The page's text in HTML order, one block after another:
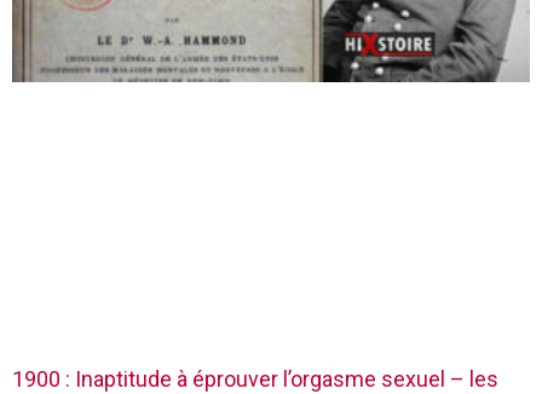
1900 : Inaptitude à éprouver l’orgasme sexuel – les